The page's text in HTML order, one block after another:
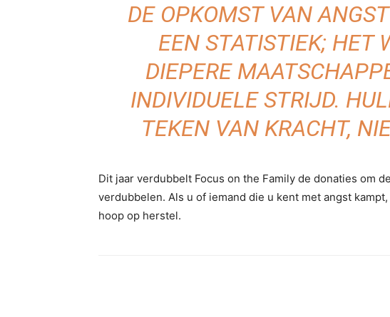
DE OPKOMST VAN
EEN STATISTIEK; HET
DIEPERE
INDIVIDUELE STRIJD.
TEKEN VAN KRACHT,
Dit jaar verdubbelt Focus on the Family de donaties om
verdubbelen. Als u of iemand die u kent met angst
hoop op herstel.